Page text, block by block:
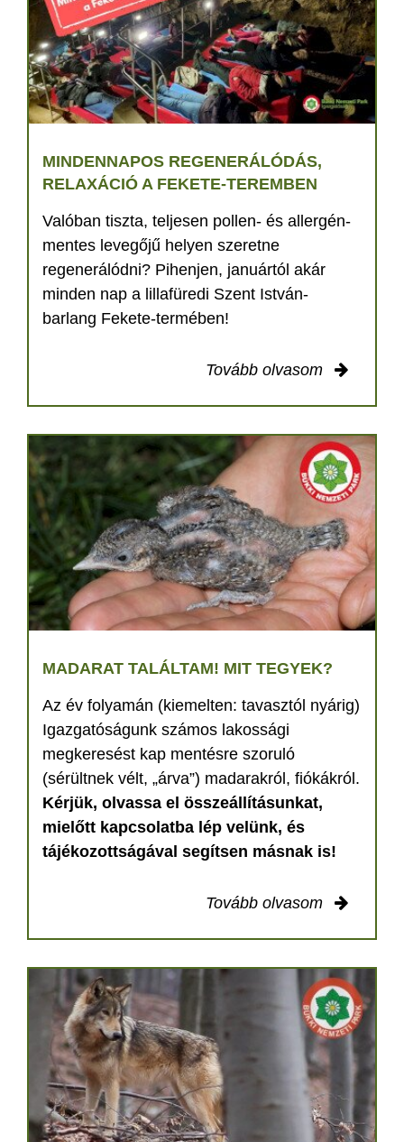
MINDENNAPOS REGENERÁLÓDÁS,
RELAXÁCIÓ A FEKETE-TEREMBEN
Valóban tiszta, teljesen pollen- és allergén-
mentes levegőjű helyen szeretne
regenerálódni? Pihenjen, januártól akár
minden nap a lillafüredi Szent István-
barlang Fekete-termében!
Tovább olvasom
MADARAT TALÁLTAM! MIT TEGYEK?
Az év folyamán (kiemelten: tavasztól nyárig)
Igazgatóságunk számos lakossági
megkeresést kap mentésre szoruló
(sérültnek vélt, „árva”) madarakról, fiókákról.
Kérjük, olvassa el összeállításunkat,
mielőtt kapcsolatba lép velünk, és
tájékozottságával segítsen másnak is!
Tovább olvasom